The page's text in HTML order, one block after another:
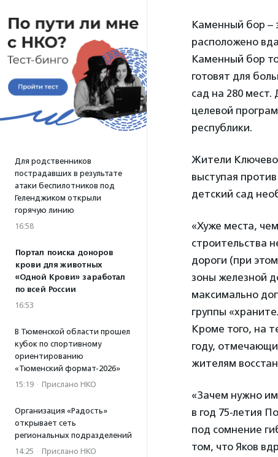
Для родственников
пострадавших в результате
атаки беспилотников под
Геленджиком открыли
горячую линию
16:58
Портал поиска доноров
крови для животных
«Одной Крови» заработал
по всей России
16:53
В Тюменской области прошел
кубок по спортивному
ориентированию
«Тюменский формат-2026»
15:19 · Прислано НКО
Организация «Радость»
открывает сеть
региональных подразделений
14:25 · Прислано НКО
Каменный бор –
расположено
Каменный бор
готовят для
сад на 280
целевой
республики.
Жители
выступая
детский сад
«Хуже места,
строительства
дороги (при
зоны железной
максимально
группы
Кроме того, на
году,
жителям
«Зачем нужно
в год 75-летия
под сомнение
том, что Яков